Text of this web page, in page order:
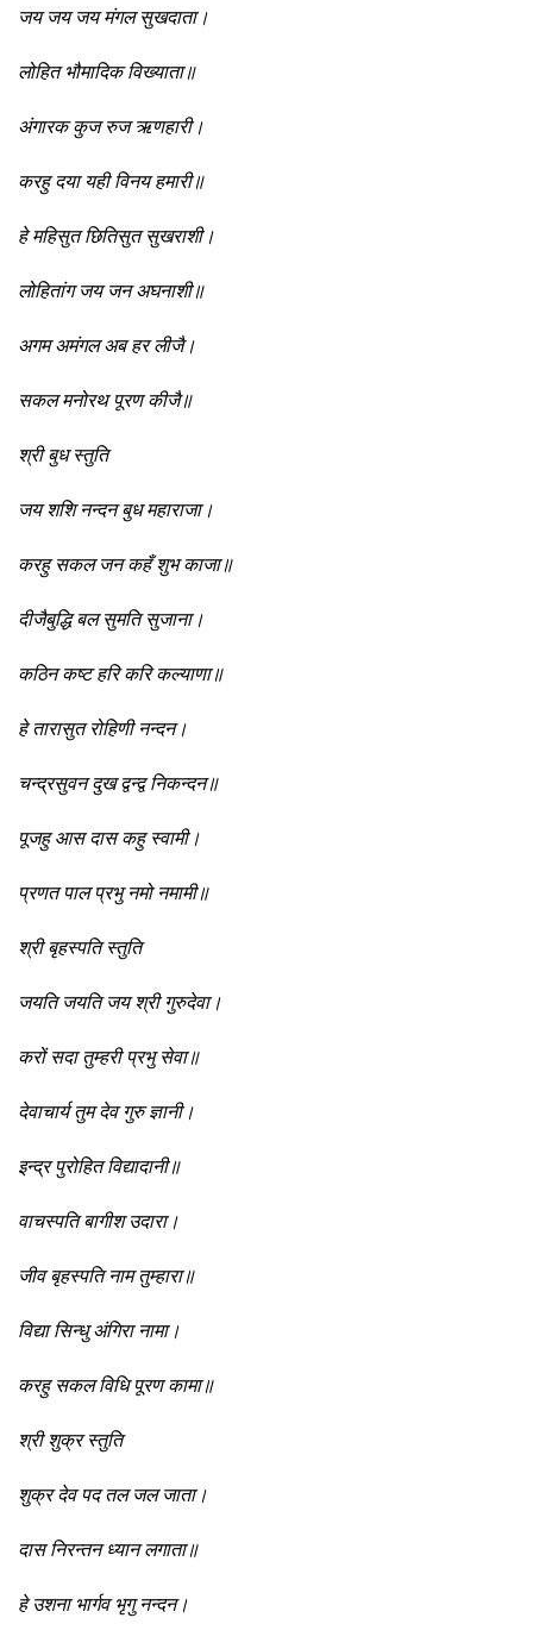
जय जय जय मंगल सुखदाता।
लोहित भौमादिक विख्याता॥
अंगारक कुज रुज ऋणहारी।
करहु दया यही विनय हमारी॥
हे महिसुत छितिसुत सुखराशी।
लोहितांग जय जन अघनाशी॥
अगम अमंगल अब हर लीजै।
सकल मनोरथ पूरण कीजै॥
श्री बुध स्तुति
जय शशि नन्दन बुध महाराजा।
करहु सकल जन कहँ शुभ काजा॥
दीजैबुद्धि बल सुमति सुजाना।
कठिन कष्ट हरि करि कल्याणा॥
हे तारासुत रोहिणी नन्दन।
चन्द्रसुवन दुख द्वन्द्व निकन्दन॥
पूजहु आस दास कहु स्वामी।
प्रणत पाल प्रभु नमो नमामी॥
श्री बृहस्पति स्तुति
जयति जयति जय श्री गुरुदेवा।
करों सदा तुम्हरी प्रभु सेवा॥
देवाचार्य तुम देव गुरु ज्ञानी।
इन्द्र पुरोहित विद्यादानी॥
वाचस्पति बागीश उदारा।
जीव बृहस्पति नाम तुम्हारा॥
विद्या सिन्धु अंगिरा नामा।
करहु सकल विधि पूरण कामा॥
श्री शुक्र स्तुति
शुक्र देव पद तल जल जाता।
दास निरन्तन ध्यान लगाता॥
हे उशना भार्गव भृगु नन्दन।